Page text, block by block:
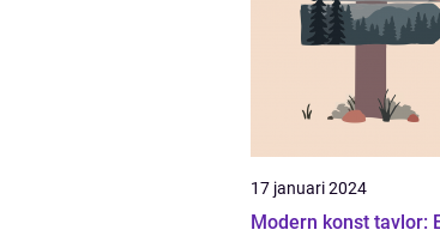
17 januari 2024
Modern konst tavlor: